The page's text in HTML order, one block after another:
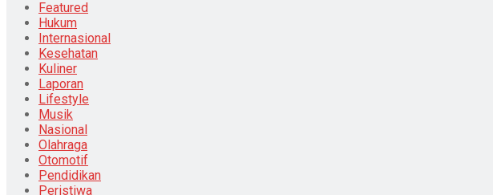
Featured
Hukum
Internasional
Kesehatan
Kuliner
Laporan
Lifestyle
Musik
Nasional
Olahraga
Otomotif
Pendidikan
Peristiwa